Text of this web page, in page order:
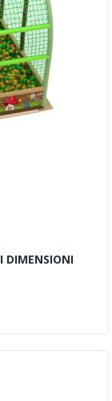
DIMENSIONI